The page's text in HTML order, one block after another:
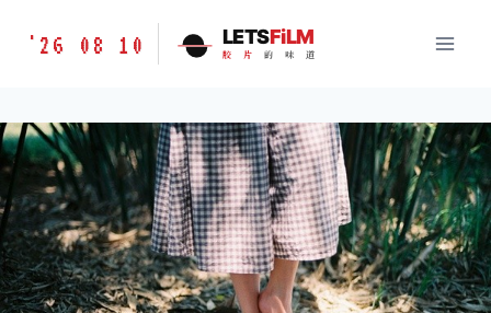
胶
味
道
LETSFILM
'26 08 10 LETSFiLM
胶 片 的 味 道